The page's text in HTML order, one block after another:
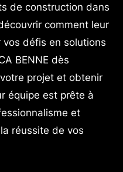
de construction dans
comment leur
défis en solutions
BENNE dès
projet et obtenir
équipe est prête à
et
réussite de vos